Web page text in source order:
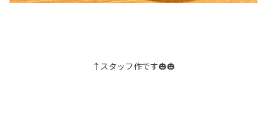
↑スタッフ作です🎃🎃